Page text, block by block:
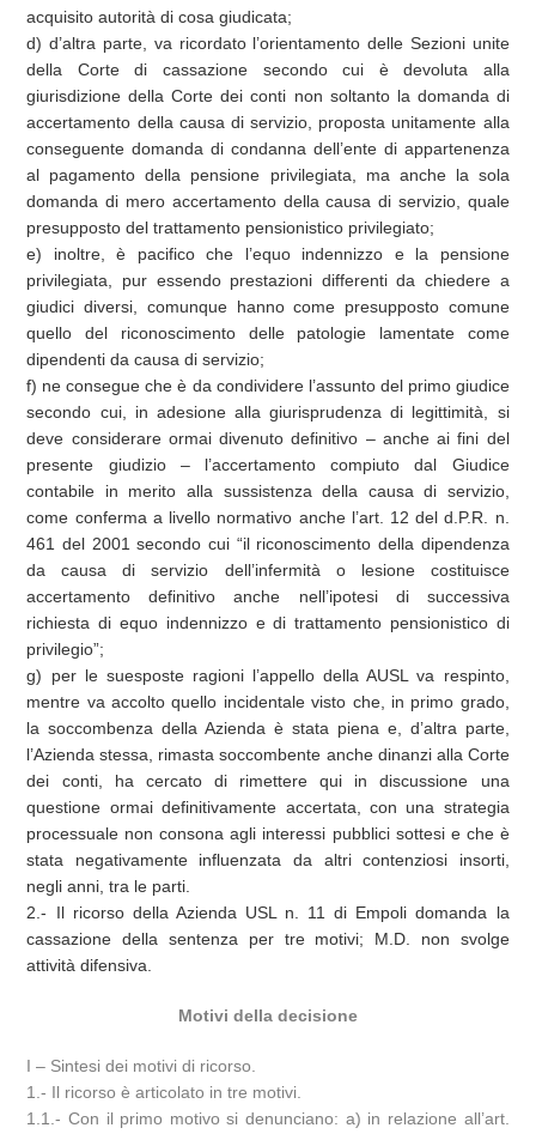
acquisito autorità di cosa giudicata;
d) d’altra parte, va ricordato l’orientamento delle Sezioni unite
della Corte di cassazione secondo cui è devoluta alla
giurisdizione della Corte dei conti non soltanto la domanda di
accertamento della causa di servizio, proposta unitamente alla
conseguente domanda di condanna dell’ente di appartenenza
al pagamento della pensione privilegiata, ma anche la sola
domanda di mero accertamento della causa di servizio, quale
presupposto del trattamento pensionistico privilegiato;
e) inoltre, è pacifico che l’equo indennizzo e la pensione
privilegiata, pur essendo prestazioni differenti da chiedere a
giudici diversi, comunque hanno come presupposto comune
quello del riconoscimento delle patologie lamentate come
dipendenti da causa di servizio;
f) ne consegue che è da condividere l’assunto del primo giudice
secondo cui, in adesione alla giurisprudenza di legittimità, si
deve considerare ormai divenuto definitivo – anche ai fini del
presente giudizio – l’accertamento compiuto dal Giudice
contabile in merito alla sussistenza della causa di servizio,
come conferma a livello normativo anche l’art. 12 del d.P.R. n.
461 del 2001 secondo cui “il riconoscimento della dipendenza
da causa di servizio dell’infermità o lesione costituisce
accertamento definitivo anche nell’ipotesi di successiva
richiesta di equo indennizzo e di trattamento pensionistico di
privilegio”;
g) per le suesposte ragioni l’appello della AUSL va respinto,
mentre va accolto quello incidentale visto che, in primo grado,
la soccombenza della Azienda è stata piena e, d’altra parte,
l’Azienda stessa, rimasta soccombente anche dinanzi alla Corte
dei conti, ha cercato di rimettere qui in discussione una
questione ormai definitivamente accertata, con una strategia
processuale non consona agli interessi pubblici sottesi e che è
stata negativamente influenzata da altri contenziosi insorti,
negli anni, tra le parti.
2.- Il ricorso della Azienda USL n. 11 di Empoli domanda la
cassazione della sentenza per tre motivi; M.D. non svolge
attività difensiva.
Motivi della decisione
I – Sintesi dei motivi di ricorso.
1.- Il ricorso è articolato in tre motivi.
1.1.- Con il primo motivo si denunciano: a) in relazione all’art.